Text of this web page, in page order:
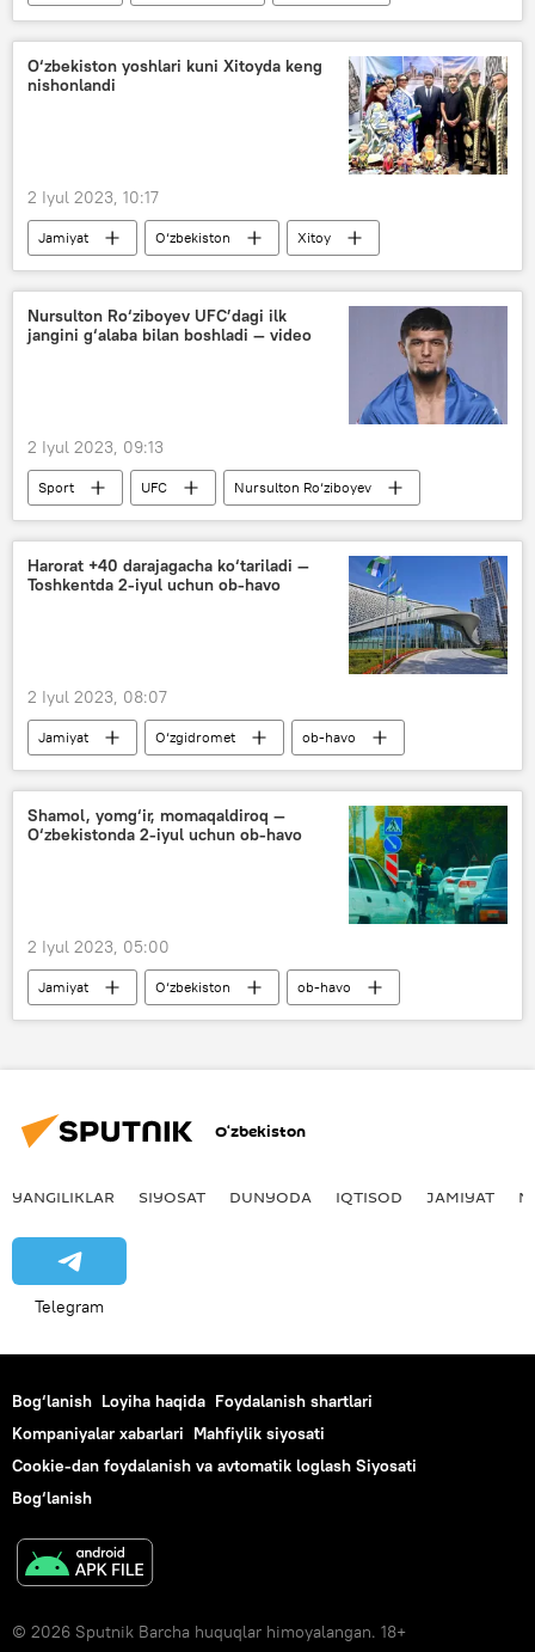
jahon chempionati
O‘zbekiston yoshlari kuni Xitoyda keng
nishonlandi
2 Iyul 2023, 10:17
Jamiyat O‘zbekiston
Xitoy
yoshlar
Nursulton Ro‘ziboyev UFC’dagi ilk
jangini g‘alaba bilan boshladi — video
2 Iyul 2023, 09:13
Sport UFC
Nursulton Ro‘ziboyev
g‘alaba
Harorat +40 darajagacha ko‘tariladi —
Toshkentda 2-iyul uchun ob-havo
2 Iyul 2023, 08:07
Jamiyat O‘zgidromet
ob-havo
Toshkent ob-havo
Toshkentdagi ob-havo prognozi
Shamol, yomg‘ir, momaqaldiroq —
O‘zbekistonda 2-iyul uchun ob-havo
2 Iyul 2023, 05:00
Jamiyat O‘zbekiston
ob-havo
O‘zbekistonda ob-havo
O‘zbekiston
YANGILIKLAR SIYOSAT DUNYODA IQTISOD JAMIYAT
Telegram
Bog‘lanish Loyiha haqida Foydalanish shartlari
Kompaniyalar xabarlari Mahfiylik siyosati
Cookie-dan foydalanish va avtomatik loglash Siyosati
Bog‘lanish
© 2026 Sputnik Barcha huquqlar himoyalangan. 18+